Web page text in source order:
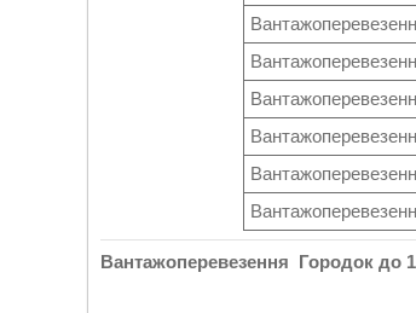
Вантажоперевезення Городок до